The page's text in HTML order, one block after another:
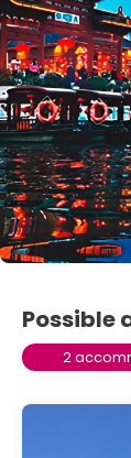
Possible
2